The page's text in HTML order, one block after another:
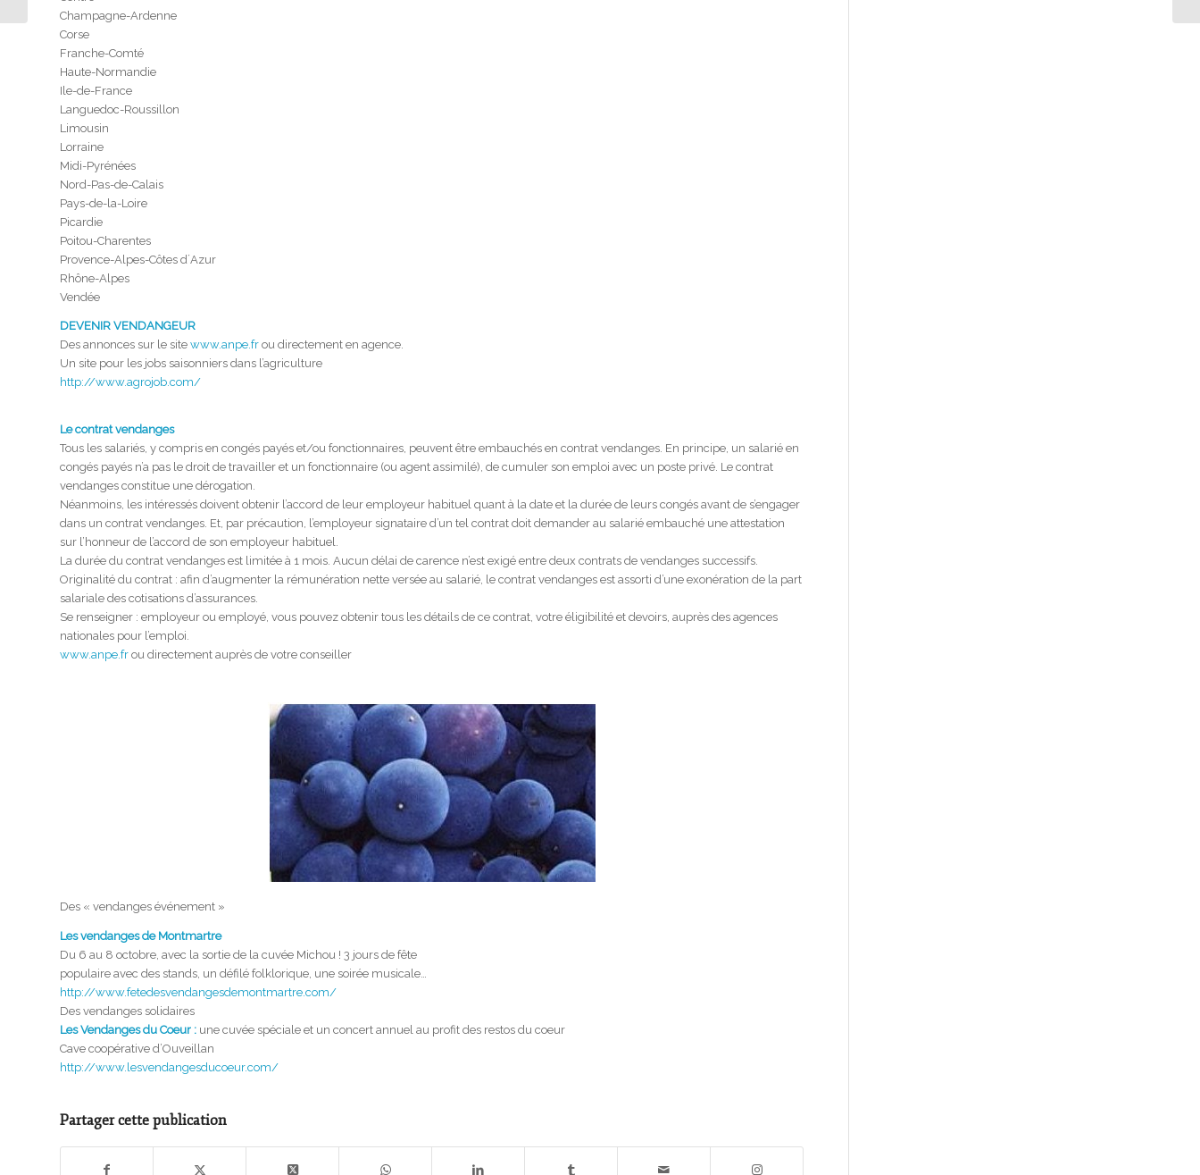
Champagne-Ardenne
Corse
Franche-Comté
Haute-Normandie
Ile-de-France
Languedoc-Roussillon
Limousin
Lorraine
Midi-Pyrénées
Nord-Pas-de-Calais
Pays-de-la-Loire
Picardie
Poitou-Charentes
Provence-Alpes-Côtes dʼAzur
Rhône-Alpes
Vendée
DEVENIR VENDANGEUR
Des annonces sur le site www.anpe.fr ou directement en agence.
Un site pour les jobs saisonniers dans l’agriculture
http://www.agrojob.com/
Le contrat vendanges
Tous les salariés, y compris en congés payés et/ou fonctionnaires, peuvent être embauchés en contrat vendanges. En principe, un salarié en
congés payés n’a pas le droit de travailler et un fonctionnaire (ou agent assimilé), de cumuler son emploi avec un poste privé. Le contrat
vendanges constitue une dérogation.
Néanmoins, les intéressés doivent obtenir l’accord de leur employeur habituel quant à la date et la durée de leurs congés avant de s’engager
dans un contrat vendanges. Et, par précaution, l’employeur signataire d’un tel contrat doit demander au salarié embauché une attestation
sur l’honneur de l’accord de son employeur habituel.
La durée du contrat vendanges est limitée à 1 mois. Aucun délai de carence n’est exigé entre deux contrats de vendanges successifs.
Originalité du contrat : afin d’augmenter la rémunération nette versée au salarié, le contrat vendanges est assorti d’une exonération de la part
salariale des cotisations d’assurances.
Se renseigner : employeur ou employé, vous pouvez obtenir tous les détails de ce contrat, votre éligibilité et devoirs, auprès des agences
nationales pour l’emploi.
www.anpe.fr ou directement auprès de votre conseiller
Des « vendanges événement »
Les vendanges de Montmartre
Du 6 au 8 octobre, avec la sortie de la cuvée Michou ! 3 jours de fête
populaire avec des stands, un défilé folklorique, une soirée musicale…
http://www.fetedesvendangesdemontmartre.com/
Des vendanges solidaires
Les Vendanges du Coeur : une cuvée spéciale et un concert annuel au profit des restos du coeur
Cave coopérative d’Ouveillan
http://www.lesvendangesducoeur.com/
Partager cette publication